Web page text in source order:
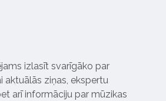
izlasīt svarīgāko par
aktuālās ziņas, ekspertu
arī informāciju par mūzikas